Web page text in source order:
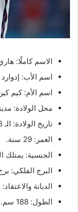
الاسم كاملًا:
اسم الأب:
اسم الأم: كيم
محل الولادة:
تاريخ الولادة: الـ 28 من شهر يوليو/ تموز سنة 1993 م.
العمر: 29 سنة.
الجنسية: يمتلك
البرج الفلكي:
الديانة
الطول: 188 سم.